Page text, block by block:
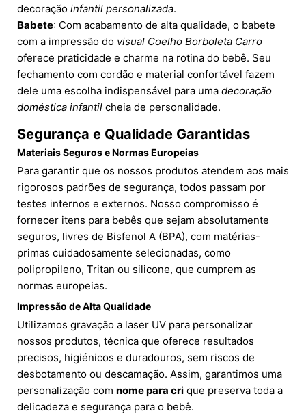
decoração infantil personalizada.
Babete: Com acabamento de alta qualidade, o babete
com a impressão do visual Coelho Borboleta Carro
oferece praticidade e charme na rotina do bebê. Seu
fechamento com cordão e material confortável fazem
dele uma escolha indispensável para uma decoração
doméstica infantil cheia de personalidade.
Segurança e Qualidade Garantidas
Materiais Seguros e Normas Europeias
Para garantir que os nossos produtos atendem aos mais
rigorosos padrões de segurança, todos passam por
testes internos e externos. Nosso compromisso é
fornecer itens para bebês que sejam absolutamente
seguros, livres de Bisfenol A (BPA), com matérias-
primas cuidadosamente selecionadas, como
polipropileno, Tritan ou silicone, que cumprem as
normas europeias.
Impressão de Alta Qualidade
Utilizamos gravação a laser UV para personalizar
nossos produtos, técnica que oferece resultados
precisos, higiénicos e duradouros, sem riscos de
desbotamento ou descamação. Assim, garantimos uma
personalização com nome para cri que preserva toda a
delicadeza e segurança para o bebê.